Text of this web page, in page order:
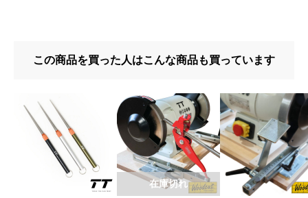
この商品を買った人はこんな商品も買っています
在庫切れ